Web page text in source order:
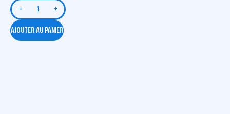
- +
AJOUTER AU PANIER